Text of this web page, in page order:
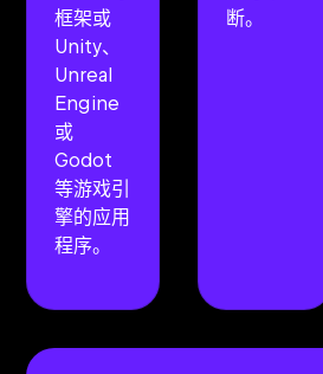
框架或
Unity、
Unreal
Engine
或
Godot
等游戏引
擎的应用
程序。
断。